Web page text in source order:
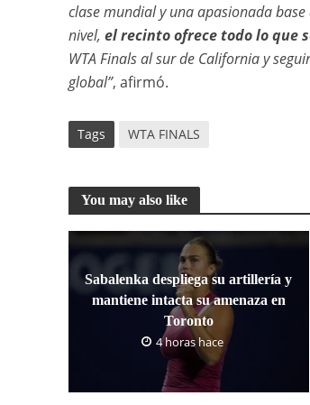
clase mundial y una apasionada
nivel, el recinto ofrece todo lo que
WTA Finals al sur de California y
global”, afirmó.
Tags WTA FINALS
You may also like
Sabalenka despliega su artillería y
mantiene intacta su amenaza en
Toronto
4 horas hace